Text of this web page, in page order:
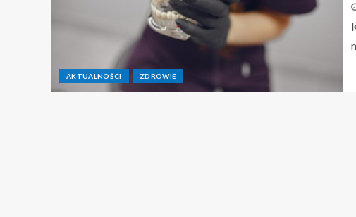
AKTUALNOŚCI ZDROWIE